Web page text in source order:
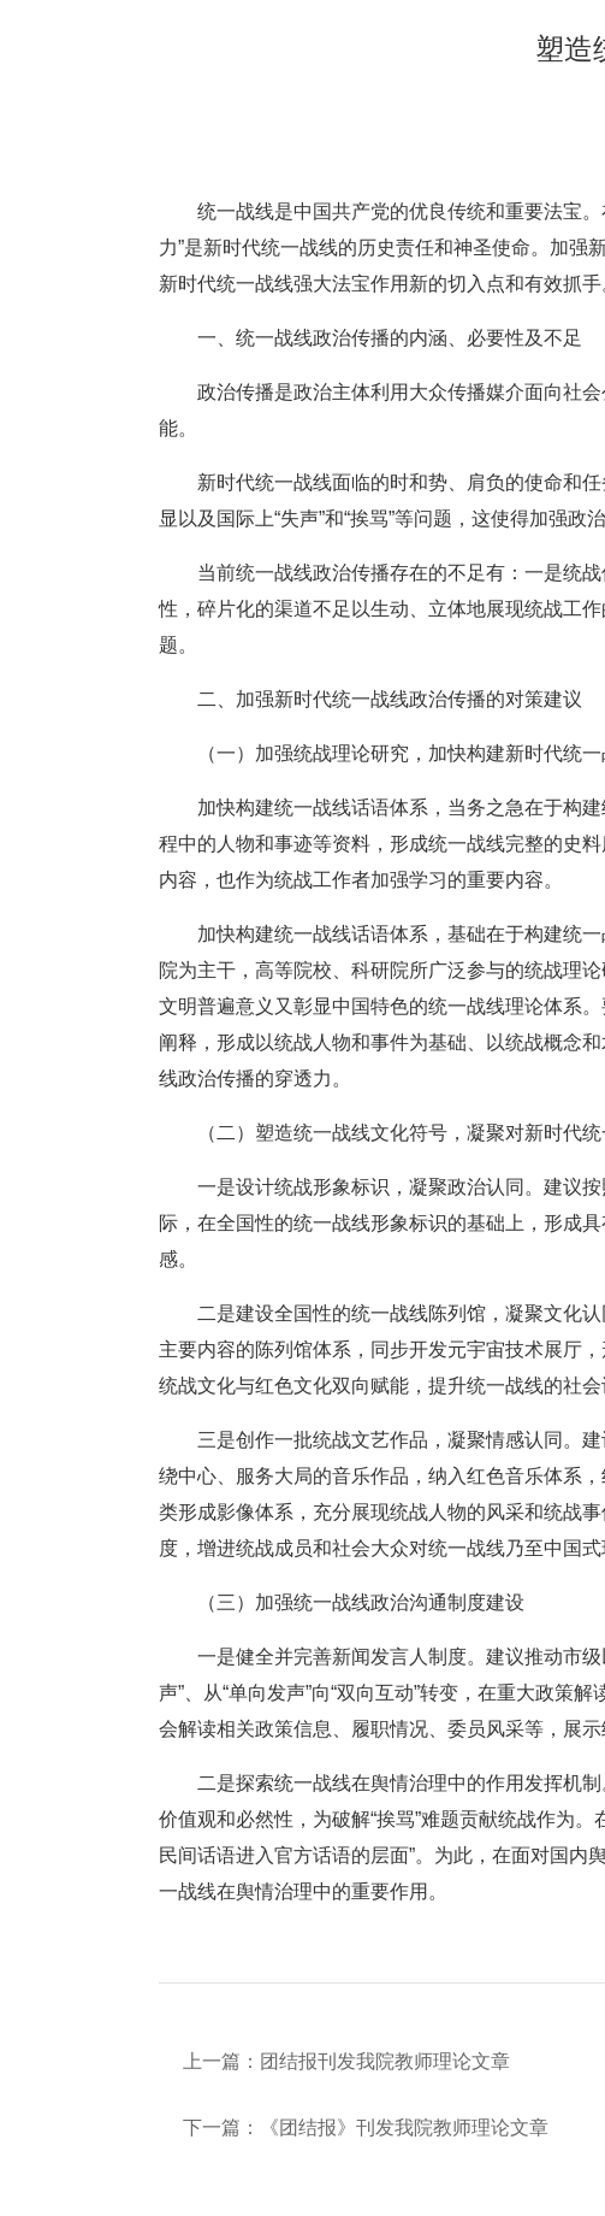
塑造
统一战线是中国共产党的优良传统和重要法宝
力”是新时代统一战线的历史责任和神圣使命。加
新时代统一战线强大法宝作用新的切入点和有效抓手
一、统一战线政治传播的内涵、必要性及不足
政治传播是政治主体利用大众传播媒介面向社
能。
新时代统一战线面临的时和势、肩负的使命和
显以及国际上“失声”和“挨骂”等问题，这使得加强政
当前统一战线政治传播存在的不足有：一是统
性，碎片化的渠道不足以生动、立体地展现统战工
题。
二、加强新时代统一战线政治传播的对策建议
（一）加强统战理论研究，加快构建新时代统
加快构建统一战线话语体系，当务之急在于构
程中的人物和事迹等资料，形成统一战线完整的史
内容，也作为统战工作者加强学习的重要内容。
加快构建统一战线话语体系，基础在于构建统
院为主干，高等院校、科研院所广泛参与的统战理
文明普遍意义又彰显中国特色的统一战线理论体系
阐释，形成以统战人物和事件为基础、以统战概念
线政治传播的穿透力。
（二）塑造统一战线文化符号，凝聚对新时代
一是设计统战形象标识，凝聚政治认同。建议
际，在全国性的统一战线形象标识的基础上，形成
感。
二是建设全国性的统一战线陈列馆，凝聚文化
主要内容的陈列馆体系，同步开发元宇宙技术展厅
统战文化与红色文化双向赋能，提升统一战线的社会
三是创作一批统战文艺作品，凝聚情感认同。
绕中心、服务大局的音乐作品，纳入红色音乐体系
类形成影像体系，充分展现统战人物的风采和统战
度，增进统战成员和社会大众对统一战线乃至中国式
（三）加强统一战线政治沟通制度建设
一是健全并完善新闻发言人制度。建议推动市
声”、从“单向发声”向“双向互动”转变，在重大政策
会解读相关政策信息、履职情况、委员风采等，展示
二是探索统一战线在舆情治理中的作用发挥机
价值观和必然性，为破解“挨骂”难题贡献统战作为
民间话语进入官方话语的层面”。为此，在面对国
一战线在舆情治理中的重要作用。
上一篇： 团结报刊发我院教师理论文章
下一篇： 《团结报》刊发我院教师理论文章